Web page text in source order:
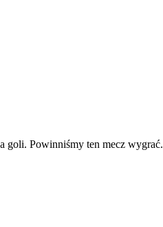
goli. Powinniśmy ten mecz wygrać.